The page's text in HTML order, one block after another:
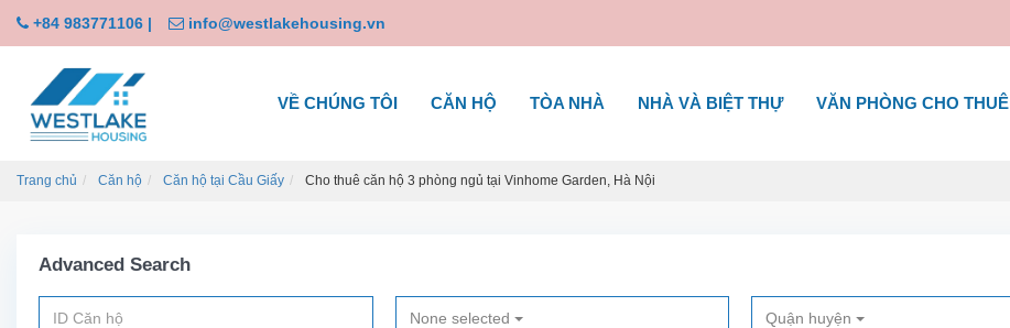
+84 983771106 | info@westlakehousing.vn
VỀ CHÚNG TÔI CĂN HỘ TÒA NHÀ NHÀ VÀ BIỆT THỰ VĂN PHÒNG CHO THUÊ
Trang chủ Căn hộ Căn hộ tại Cầu Giấy Cho thuê căn hộ 3 phòng ngủ tại Vinhome Garden, Hà Nội
Advanced Search
None selected Quận huyện